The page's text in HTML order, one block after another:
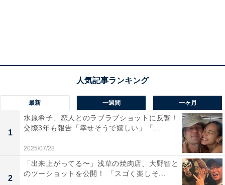
最新 一週間 一ヶ月
1
水原希子、恋人とのラブラブショットに反響！
交際3年も報告「幸せそうで嬉しい」「...
2025/07/28
2
「出来上がってる〜」浅草の焼肉店、大野智と
のツーショットを公開！ 「スゴく楽しそ...